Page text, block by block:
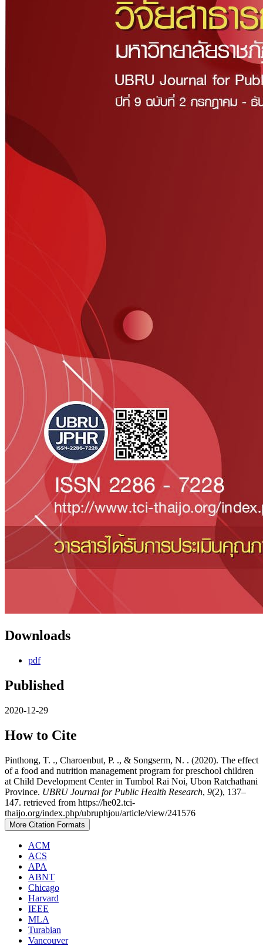
Downloads
pdf
Published
2020-12-29
How to Cite
Pinthong, T. ., Charoenbut, P. ., & Songserm, N. . (2020). The effect
of a food and nutrition management program for preschool children
at Child Development Center in Tumbol Rai Noi, Ubon Ratchathani
Province. UBRU Journal for Public Health Research, 9(2), 137–
147. retrieved from https://he02.tci-
thaijo.org/index.php/ubruphjou/article/view/241576
More Citation Formats
ACM
ACS
APA
ABNT
Chicago
Harvard
IEEE
MLA
Turabian
Vancouver